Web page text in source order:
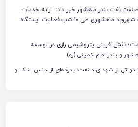
نفت بندر ماهشهر خبر داد: ارائه خدمات
سلامت‌محور به بیش از ۵۰۰ شهروند ماهشهری طی ۱۰ شب فعالیت ایستگاه
نقش‌آفرینی پتروشیمی رازی در توسعه
و بندر امام خمینی (ره)
دو تن از شهدای صنعت؛ بدرقه‌ای از جنس اشک و